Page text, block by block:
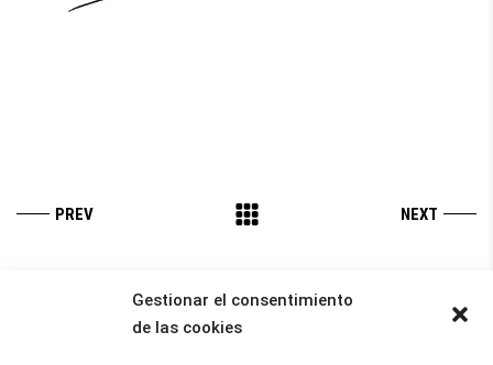
Gestionar el consentimiento
de las cookies